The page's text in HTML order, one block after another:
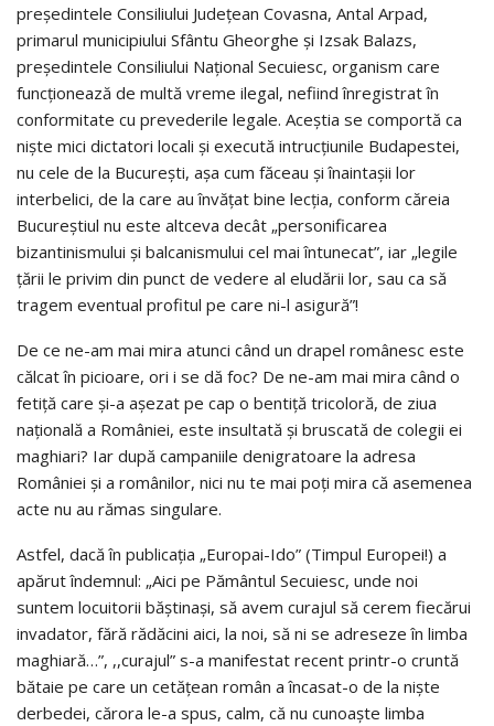
preşedintele Consiliului Judeţean Covasna, Antal Arpad,
primarul municipiului Sfântu Gheorghe şi Izsak Balazs,
preşedintele Consiliului Naţional Secuiesc, organism care
funcţionează de multă vreme ilegal, nefiind înregistrat în
conformitate cu prevederile legale. Aceştia se comportă ca
nişte mici dictatori locali şi execută intrucţiunile Budapestei,
nu cele de la Bucureşti, aşa cum făceau şi înaintaşii lor
interbelici, de la care au învăţat bine lecţia, conform căreia
Bucureştiul nu este altceva decât „personificarea
bizantinismului şi balcanismului cel mai întunecat”, iar „legile
ţării le privim din punct de vedere al eludării lor, sau ca să
tragem eventual profitul pe care ni-l asigură”!
De ce ne-am mai mira atunci când un drapel românesc este
călcat în picioare, ori i se dă foc? De ne-am mai mira când o
fetiţă care şi-a aşezat pe cap o bentiţă tricoloră, de ziua
naţională a României, este insultată şi bruscată de colegii ei
maghiari? Iar după campaniile denigratoare la adresa
României şi a românilor, nici nu te mai poţi mira că asemenea
acte nu au rămas singulare.
Astfel, dacă în publicaţia „Europai-Ido” (Timpul Europei!) a
apărut îndemnul: „Aici pe Pământul Secuiesc, unde noi
suntem locuitorii băştinaşi, să avem curajul să cerem fiecărui
invadator, fără rădăcini aici, la noi, să ni se adreseze în limba
maghiară…”, ,,curajul” s-a manifestat recent printr-o cruntă
bătaie pe care un cetăţean român a încasat-o de la nişte
derbedei, cărora le-a spus, calm, că nu cunoaşte limba